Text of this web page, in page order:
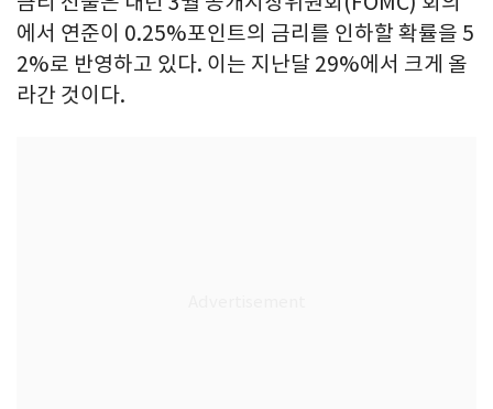
에서 연준이 0.25%포인트의 금리를 인하할 확률을 5
2%로 반영하고 있다. 이는 지난달 29%에서 크게 올
라간 것이다.